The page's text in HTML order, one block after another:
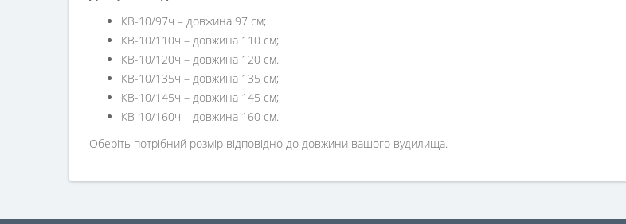
КВ-10/97ч – довжина 97 см;
КВ-10/110ч – довжина 110 см;
КВ-10/120ч – довжина 120 см.
КВ-10/135ч – довжина 135 см;
КВ-10/145ч – довжина 145 см;
КВ-10/160ч – довжина 160 см.
Оберіть потрібний розмір відповідно до довжини вашого вудилища.